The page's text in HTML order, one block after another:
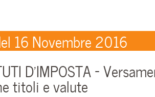
16 Novembre 2016
D’IMPOSTA –
titoli e valute